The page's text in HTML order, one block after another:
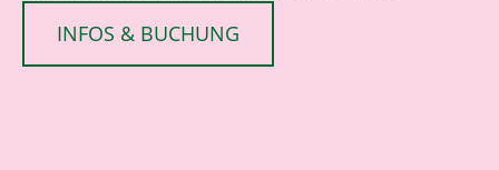
INFOS & BUCHUNG